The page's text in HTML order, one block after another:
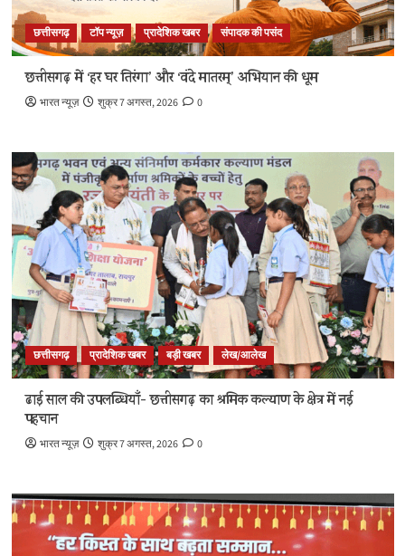
छत्तीसगढ़ टॉप न्यूज़ प्रादेशिक खबर संपादक की पसंद
छत्तीसगढ़ में ‘हर घर तिरंगा’ और ‘वंदे मातरम्’ अभियान की धूम
भारत न्यूज़ शुक्र 7 अगस्त, 2026 0
छत्तीसगढ़ प्रादेशिक खबर बड़ी खबर लेख/आलेख
ढाई साल की उपलब्धियाँ- छत्तीसगढ़ का श्रमिक कल्याण के क्षेत्र में नई
पहचान
भारत न्यूज़ शुक्र 7 अगस्त, 2026 0